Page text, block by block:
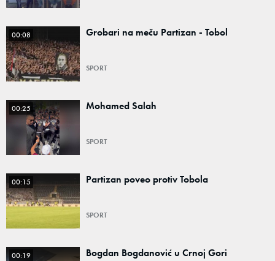
00:08 Grobari na meču Partizan - Tobol
SPORT
00:25 Mohamed Salah
SPORT
00:15 Partizan poveo protiv Tobola
SPORT
00:19 Bogdan Bogdanović u Crnoj Gori